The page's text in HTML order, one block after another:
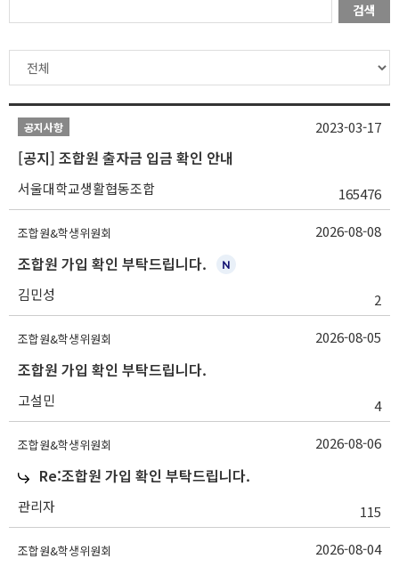
검색
공지사항
[공지] 조합원 출자금 입금 확인 안내
서울대학교생활협동조합 165476
2023-03-17
조합원&학생위원회
조합원 가입 확인 부탁드립니다.
김민성 2
2026-08-08
조합원&학생위원회
조합원 가입 확인 부탁드립니다.
고설민 4
2026-08-05
조합원&학생위원회
Re:조합원 가입 확인 부탁드립니다.
관리자 115
2026-08-06
조합원&학생위원회 2026-08-04